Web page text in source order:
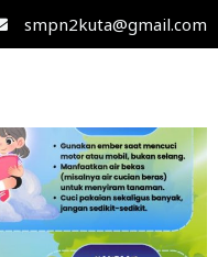
smpn2kuta@gmail.com